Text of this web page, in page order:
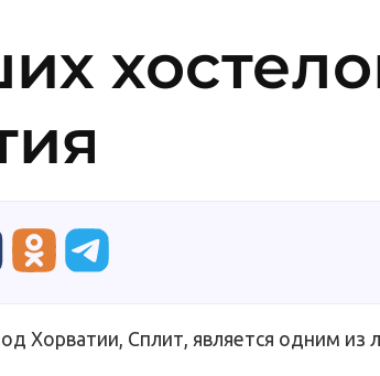
Хорватии, Сплит, является одним из